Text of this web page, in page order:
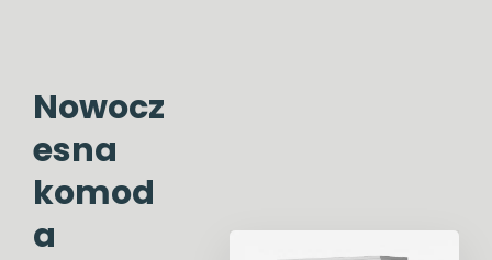
Nowocz
esna
komod
a